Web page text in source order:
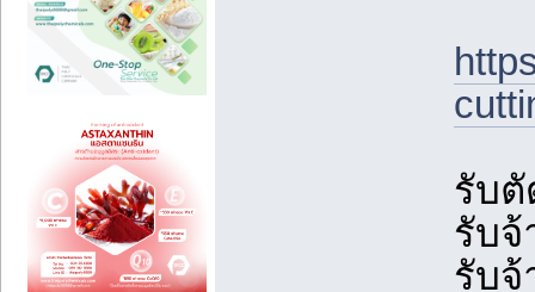
รับ
รับจ้
รับจ้